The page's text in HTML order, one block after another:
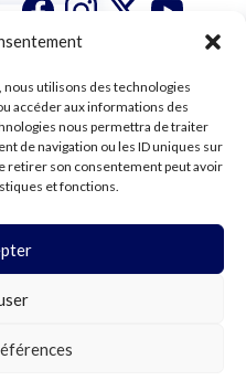
utilisons des technologies
accéder aux informations des
nous permettra de traiter
de navigation ou les ID uniques sur
retirer son consentement peut avoir
et fonctions.